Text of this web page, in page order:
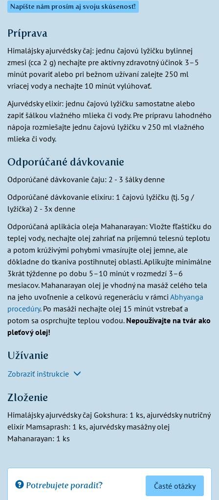
Napíšte nám prosím aj svoju skúsenosť!
Príprava
Himalájsky ajurvédsky čaj: jednu čajovú lyžičku bylinnej
zmesi (cca 2 g) nechajte pre aktívny zdravotný účinok 3–5
minút povariť alebo pri bežnom užívaní zalejte 250 ml
vriacej vody a nechajte 10 minút vylúhovať.
Ajurvédsky elixír: jednu čajovú lyžičku samostatne alebo
zapiť šálkou vlažného mlieka či vody. Pre prípravu lahodného
nápoja rozmiešajte jednu čajovú lyžičku v 250 ml vlažného
mlieka či vody.
Odporúčané dávkovanie
Odporúčané dávkovanie čaju: 2 - 3 šálky denne
Odporúčané dávkovanie elixíru: 1 čajovú lyžičku (tj. 5g /
lyžička) 2 - 3x denne
Odporúčaná aplikácia oleja Mahanarayan: Vložte fľaštičku do
teplej vody, nechajte olej zahriať na príjemnú telesnú teplotu
a potom krúživými pohybmi vmasírujte olej jemne, ale
dôkladne do tkaniva postihnutej oblasti. Aplikujte minimálne
3krát týždenne po dobu 5–10 minút v rozmedzí 3–6
mesiacov. Mahanarayan olej je vhodný na masáž celého tela
na jeho uvoľnenie a celkovú regeneráciu v rámci Abhyanga
procedúry. Po masáži nechajte olej 15 minút vstrebať a
potom sa osprchujte teplou vodou. Nepoužívajte na tvár ako
pleťový olej!
Užívanie
Zobraziť inštrukcie
Zloženie
Himalájsky ajurvédsky čaj Gokshura: 1 ks, ajurvédsky nutričný
elixír Mamsaprash: 1 ks, ajurvédsky masážny olej
Mahanarayan: 1 ks
Potrebujete poradiť? Časté otázky